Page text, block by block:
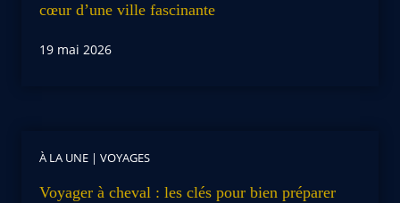
cœur d’une ville fascinante
19 mai 2026
À LA UNE | VOYAGES
Voyager à cheval : les clés pour bien préparer